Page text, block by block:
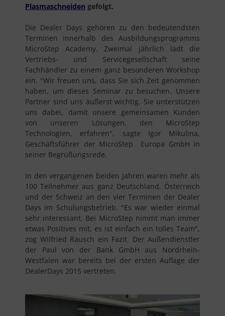
Plasmaschneiden gefolgt.
Die Dealer Days gehören zu den bedeutendsten
Terminen innerhalb des Ausbildungsprogramms
MicroStep Academy. Zweimal jährlich lädt die
Vertriebs- und Servicegesellschaft seine
Fachhändler zu einem ganz besonderen Workshop
ein. "Wir freuen uns, dass Sie sich Zeit genommen
haben, um dieses Seminar zu besuchen. Unsere
Partner sind uns äußerst wichtig. Sie unterstützen
uns dabei, damit unsere gemeinsamen Kunden
von unseren Lösungen, den MicroStep
Technologien, erfahren", sagte Igor Mikulina,
Geschäftsführer der MicroStep Europa GmbH in
seiner Begrüßungsrede.
In den vergangenen beiden Jahren waren mehr als
100 Teilnehmer aus ganz Deutschland, Österreich
und der Schweiz an den vier Terminen der Dealer
Days im Schulungsbetrieb. "Es war wieder einmal
sehr interessant. Bei MicroStep nimmt man immer
etwas Positives mit, es ist einfach ein tolles Team",
zog Wilfried Rausch ein Fazit. Der Außendienstler
der Paul von der Bank GmbH aus Nordrhein-
Westfalen war bereits bei der ersten Auflage der
DealerDays 2015 vertreten.